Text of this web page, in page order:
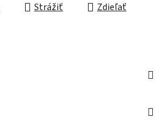
Strážiť Zdieľať